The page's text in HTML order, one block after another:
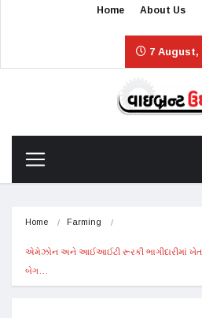
Home About Us
7 August,
Home Farming
એમેઝોન અને આઈઆઈટી રૂરકી ભાગીદારીમાં
બેગ…